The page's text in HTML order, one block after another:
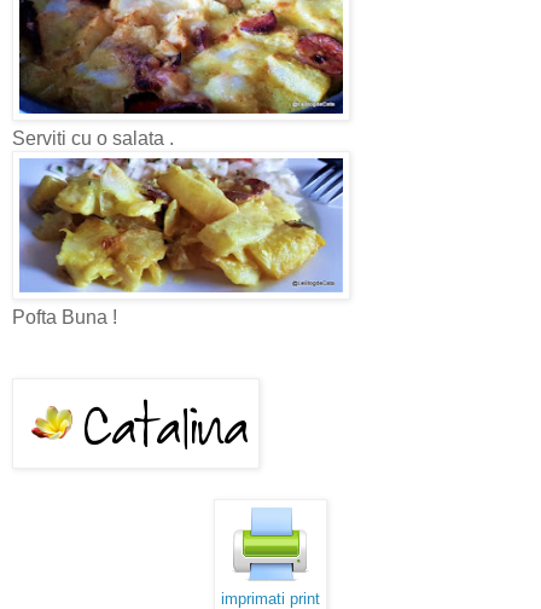
Serviti cu o salata .
Pofta Buna !
imprimati print